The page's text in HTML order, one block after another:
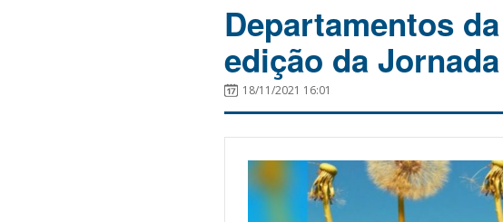
Departamentos
edição da
18/11/2021 16:01